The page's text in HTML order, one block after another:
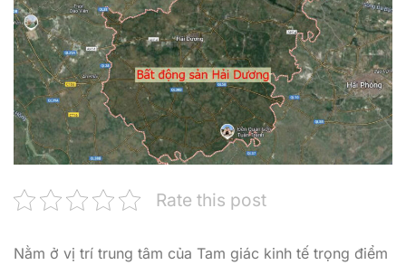
Rate this post
Nằm ở vị trí trung tâm của Tam giác kinh tế trọng điểm